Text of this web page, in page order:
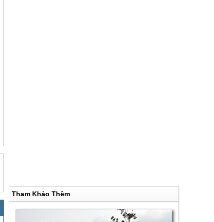
Tham Khảo Thêm